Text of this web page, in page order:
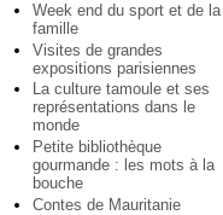
Week end du sport et de la
famille
Visites de grandes
expositions parisiennes
La culture tamoule et ses
représentations dans le
monde
Petite bibliothèque
gourmande : les mots à la
bouche
Contes de Mauritanie